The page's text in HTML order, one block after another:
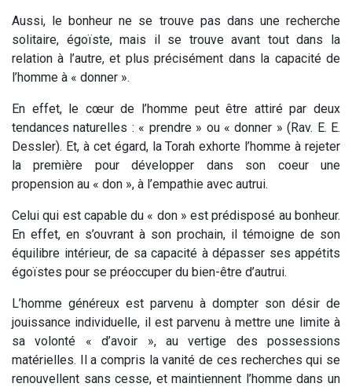
Aussi, le bonheur ne se trouve pas dans une recherche
solitaire, égoïste, mais il se trouve avant tout dans la
relation à l’autre, et plus précisément dans la capacité de
l’homme à « donner ».
En effet, le cœur de l’homme peut être attiré par deux
tendances naturelles : « prendre » ou « donner » (Rav. E. E.
Dessler). Et, à cet égard, la Torah exhorte l’homme à rejeter
la première pour développer dans son coeur une
propension au « don », à l’empathie avec autrui.
Celui qui est capable du « don » est prédisposé au bonheur.
En effet, en s’ouvrant à son prochain, il témoigne de son
équilibre intérieur, de sa capacité à dépasser ses appétits
égoïstes pour se préoccuper du bien-être d’autrui.
L’homme généreux est parvenu à dompter son désir de
jouissance individuelle, il est parvenu à mettre une limite à
sa volonté « d’avoir », au vertige des possessions
matérielles. Il a compris la vanité de ces recherches qui se
renouvellent sans cesse, et maintiennent l’homme dans un